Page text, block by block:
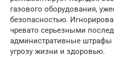
газового оборудования,
безопасностью.
чревато серьезными
административные штрафы
угрозу жизни и здоровью.